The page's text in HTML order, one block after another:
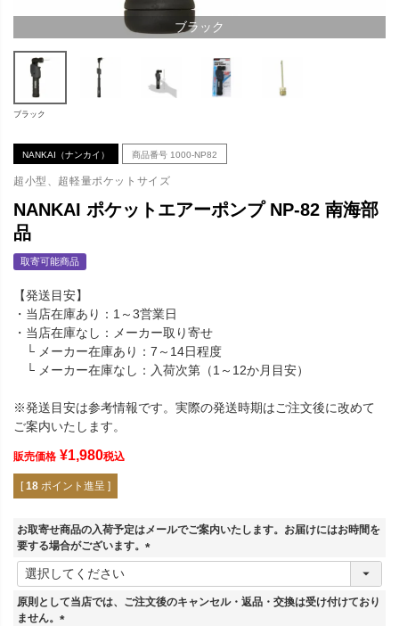
ブラック
ブラック
NANKAI（ナンカイ） 商品番号 1000-NP82
超小型、超軽量ポケットサイズ
NANKAI ポケットエアーポンプ NP-82 南海部
品
取寄可能商品
【発送目安】
・当店在庫あり：1～3営業日
・当店在庫なし：メーカー取り寄せ
└ メーカー在庫あり：7～14日程度
└ メーカー在庫なし：入荷次第（1～12か月目安）
※発送目安は参考情報です。実際の発送時期はご注文後に改めて
ご案内いたします。
販売価格 ¥1,980税込
[ 18 ポイント進呈 ]
お取寄せ商品の入荷予定はメールでご案内いたします。お届けにはお時間を
要する場合がございます。
(
須
原則として当店では、ご注文後のキャンセル・返品・交換は受け付けており
ません。